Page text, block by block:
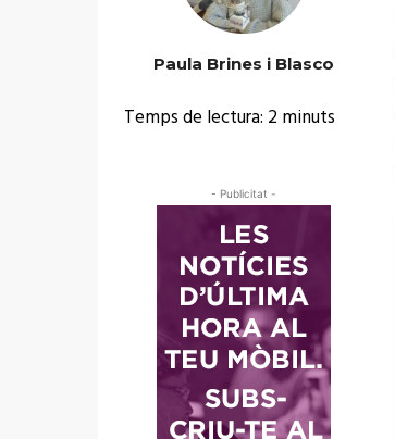
Paula Brines i Blasco
Temps de lectura: 2minuts
- Publicitat -